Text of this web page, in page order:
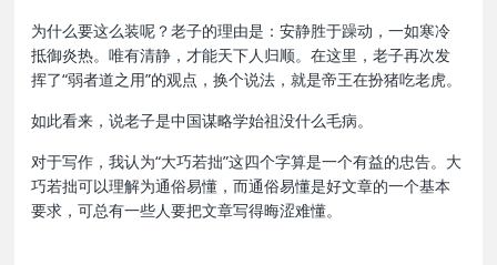
为什么要这么装呢？老子的理由是：安静胜于躁动，一如寒冷
抵御炎热。唯有清静，才能天下人归顺。在这里，老子再次发
挥了“弱者道之用”的观点，换个说法，就是帝王在扮猪吃老虎。
如此看来，说老子是中国谋略学始祖没什么毛病。
对于写作，我认为“大巧若拙”这四个字算是一个有益的忠告。大
巧若拙可以理解为通俗易懂，而通俗易懂是好文章的一个基本
要求，可总有一些人要把文章写得晦涩难懂。